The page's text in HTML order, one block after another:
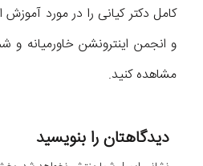
کامل دکتر کیانی را در مورد آموزش
و انجمن اینترونشن خاورمیانه و
مشاهده کنید.
دیدگاهتان را بنویسید